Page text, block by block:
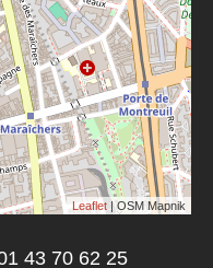
Leaflet | OSM Mapnik
43 70 62 25